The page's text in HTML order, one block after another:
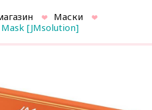
Маски
[JMsolution]